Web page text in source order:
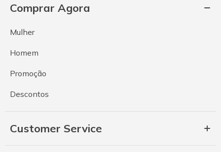
Comprar Agora
Mulher
Homem
Promoção
Descontos
Customer Service